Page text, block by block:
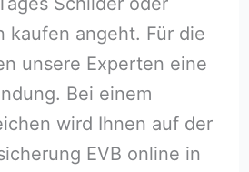
kaufen angeht. Für die
unsere Experten eine
Bei einem
wird Ihnen auf der
EVB online in